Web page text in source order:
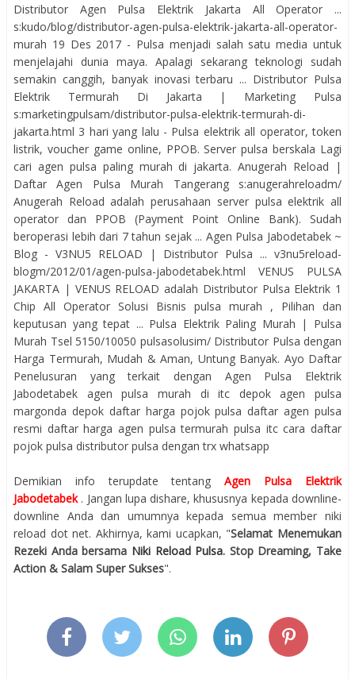
Distributor Agen Pulsa Elektrik Jakarta All Operator ...
s:kudo/blog/distributor-agen-pulsa-elektrik-jakarta-all-operator-
murah 19 Des 2017 - Pulsa menjadi salah satu media untuk
menjelajahi dunia maya. Apalagi sekarang teknologi sudah
semakin canggih, banyak inovasi terbaru ... Distributor Pulsa
Elektrik Termurah Di Jakarta | Marketing Pulsa
s:marketingpulsam/distributor-pulsa-elektrik-termurah-di-
jakarta.html 3 hari yang lalu - Pulsa elektrik all operator, token
listrik, voucher game online, PPOB. Server pulsa berskala Lagi
cari agen pulsa paling murah di jakarta. Anugerah Reload |
Daftar Agen Pulsa Murah Tangerang s:anugerahreloadm/
Anugerah Reload adalah perusahaan server pulsa elektrik all
operator dan PPOB (Payment Point Online Bank). Sudah
beroperasi lebih dari 7 tahun sejak ... Agen Pulsa Jabodetabek ~
Blog - V3NU5 RELOAD | Distributor Pulsa ... v3nu5reload-
blogm/2012/01/agen-pulsa-jabodetabek.html VENUS PULSA
JAKARTA | VENUS RELOAD adalah Distributor Pulsa Elektrik 1
Chip All Operator Solusi Bisnis pulsa murah , Pilihan dan
keputusan yang tepat ... Pulsa Elektrik Paling Murah | Pulsa
Murah Tsel 5150/10050‎ pulsasolusim/‎ Distributor Pulsa dengan
Harga Termurah, Mudah & Aman, Untung Banyak. Ayo Daftar
Penelusuran yang terkait dengan Agen Pulsa Elektrik
Jabodetabek agen pulsa murah di itc depok agen pulsa
margonda depok daftar harga pojok pulsa daftar agen pulsa
resmi daftar harga agen pulsa termurah pulsa itc cara daftar
pojok pulsa distributor pulsa dengan trx whatsapp
Demikian info terupdate tentangAgen Pulsa Elektrik
Jabodetabek . Jangan lupa dishare, khususnya kepada downline-
downline Anda dan umumnya kepada semua member niki
reload dot net. Akhirnya, kami ucapkan, "Selamat Menemukan
Rezeki Anda bersama Niki Reload Pulsa. Stop Dreaming, Take
Action & Salam Super Sukses".